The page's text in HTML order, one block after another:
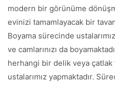
modern bir görünüme
evinizi tamamlayacak bir
Boyama sürecinde
ve camlarınızı da
herhangi bir delik veya çatlak
ustalarımız yapmaktadır.